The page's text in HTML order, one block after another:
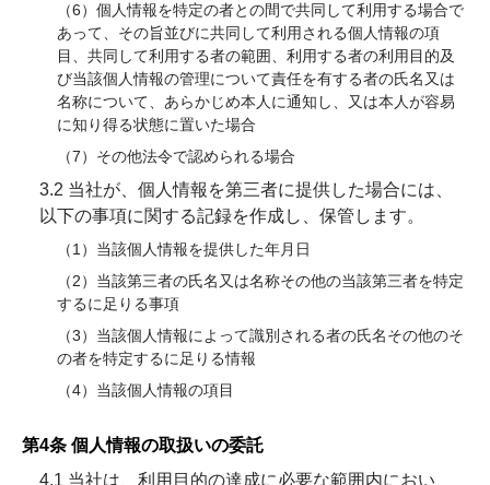
（6）個人情報を特定の者との間で共同して利用する場合で
あって、その旨並びに共同して利用される個人情報の項
目、共同して利用する者の範囲、利用する者の利用目的及
び当該個人情報の管理について責任を有する者の氏名又は
名称について、あらかじめ本人に通知し、又は本人が容易
に知り得る状態に置いた場合
（7）その他法令で認められる場合
3.2 当社が、個人情報を第三者に提供した場合には、
以下の事項に関する記録を作成し、保管します。
（1）当該個人情報を提供した年月日
（2）当該第三者の氏名又は名称その他の当該第三者を特定
するに足りる事項
（3）当該個人情報によって識別される者の氏名その他のそ
の者を特定するに足りる情報
（4）当該個人情報の項目
第4条 個人情報の取扱いの委託
4.1 当社は、利用目的の達成に必要な範囲内におい